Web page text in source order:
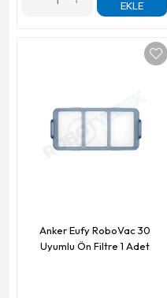
EKLE
Anker Eufy RoboVac 30
Uyumlu Ön Filtre 1 Adet